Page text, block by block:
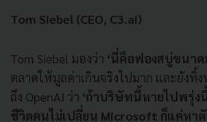
Tom Siebel (CEO, C3.ai)
Tom Siebel มองว่า ‘นี่คือฟองสบู่ขนาด
ตลาดให้มูลค่าเกินจริงไปมาก และยังทิ้
ถึง OpenAI ว่า ‘ถ้าบริษัทนี้หายไปพรุ่ง
ชีวิตคนไม่เปลี่ยน Microsoft ก็แค่หา